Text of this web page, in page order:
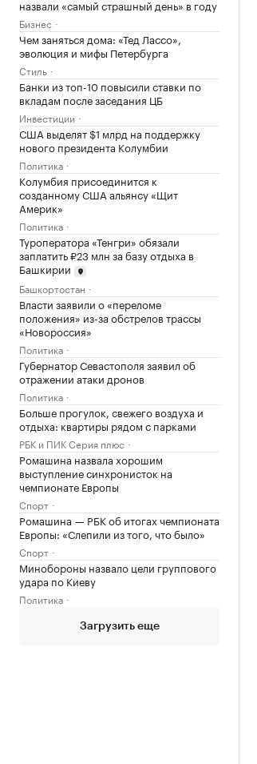
назвали «самый страшный день» в году
Бизнес
Чем заняться дома: «Тед Лассо»,
эволюция и мифы Петербурга
Стиль
Банки из топ-10 повысили ставки по
вкладам после заседания ЦБ
Инвестиции
США выделят $1 млрд на поддержку
нового президента Колумбии
Политика
Колумбия присоединится к
созданному США альянсу «Щит
Америк»
Политика
Туроператора «Тенгри» обязали
заплатить ₽23 млн за базу отдыха в
Башкирии
Башкортостан
Власти заявили о «переломе
положения» из-за обстрелов трассы
«Новороссия»
Политика
Губернатор Севастополя заявил об
отражении атаки дронов
Политика
Больше прогулок, свежего воздуха и
отдыха: квартиры рядом с парками
РБК и ПИК Серия плюс
Ромашина назвала хорошим
выступление синхронисток на
чемпионате Европы
Спорт
Ромашина — РБК об итогах чемпионата
Европы: «Слепили из того, что было»
Спорт
Минобороны назвало цели группового
удара по Киеву
Политика
Загрузить еще